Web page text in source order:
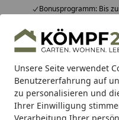
Unsere Seite verwendet
Benutzererfahrung auf
zu personalisieren und
Ihrer Einwilligung
Bonusprogramm: Bis
Hotline07051 / 9 22 22
Mo-Fr. 8-16 Uhr
Alle Produkte
Alle Produkte
Meister Meister